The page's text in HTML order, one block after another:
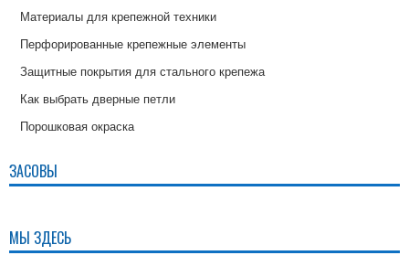
Материалы для крепежной техники
Перфорированные крепежные элементы
Защитные покрытия для стального крепежа
Как выбрать дверные петли
Порошковая окраска
ЗАСОВЫ
МЫ ЗДЕСЬ